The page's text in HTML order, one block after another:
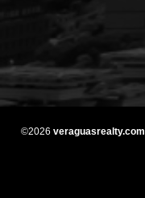
©2026 veraguasrealty.com